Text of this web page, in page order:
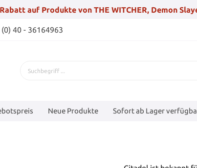
auf Produkte von THE WITCHER, Demon
(0) 40 - 36164963
Neue Produkte Sofort ab Lager